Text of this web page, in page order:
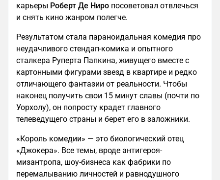
карьеры Роберт Де Ниро посоветовал отвлечься
и снять кино жанром полегче.
Результатом стала параноидальная комедия про
неудачливого стендап-комика и опытного
сталкера Руперта Папкина, живущего вместе с
картонными фигурами звезд в квартире и редко
отличающего фантазии от реальности. Чтобы
наконец получить свои 15 минут славы (почти по
Уорхолу), он попросту крадет главного
телеведущего страны и берет его в заложники.
«Король комедии» — это биологический отец
«Джокера». Все темы, вроде антигероя-
мизантропа, шоу-бизнеса как фабрики по
перемалыванию личностей и равнодушного